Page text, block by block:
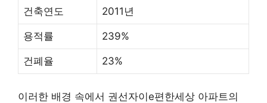
건축연도 2011년
용적률 239%
건폐율 23%
이러한 배경 속에서 권선자이e편한세상 아파트의